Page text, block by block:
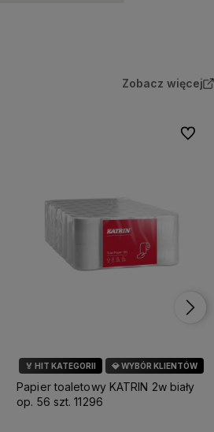
Zobacz więcej
🏅 HIT KATEGORII 💎 WYBÓR KLIENTÓW
Papier toaletowy KATRIN 2w biały
op. 56 szt. 11296
Do